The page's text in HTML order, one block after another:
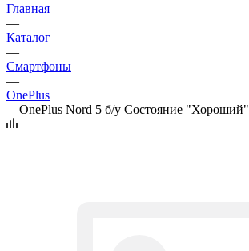
Главная
—
Каталог
—
Смартфоны
—
OnePlus
—OnePlus Nord 5 б/у Состояние "Хороший"